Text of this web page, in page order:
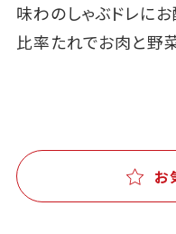
味わのしゃぶドレに
比率たれでお肉と野
お